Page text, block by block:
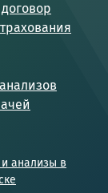
анализы в